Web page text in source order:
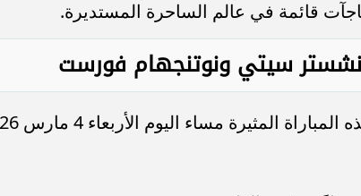
قائمة في عالم الساحرة المستديرة.
سيتي ونوتنجهام فورست